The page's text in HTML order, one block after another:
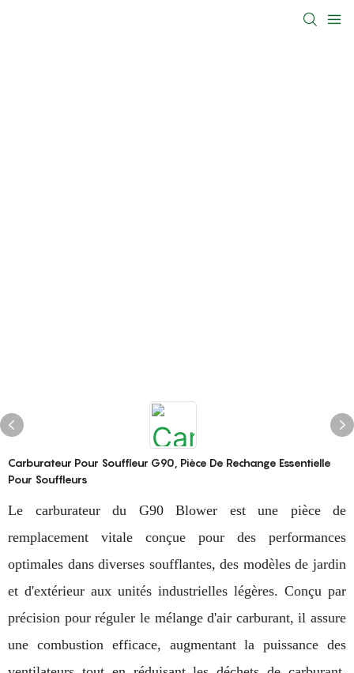
Carburateur Pour Souffleur G90, Pièce De Rechange Essentielle
Pour Souffleurs
Le carburateur du G90 Blower est une pièce de
remplacement vitale conçue pour des performances
optimales dans diverses soufflantes, des modèles de jardin
et d'extérieur aux unités industrielles légères. Conçu par
précision pour réguler le mélange d'air carburant, il assure
une combustion efficace, augmentant la puissance des